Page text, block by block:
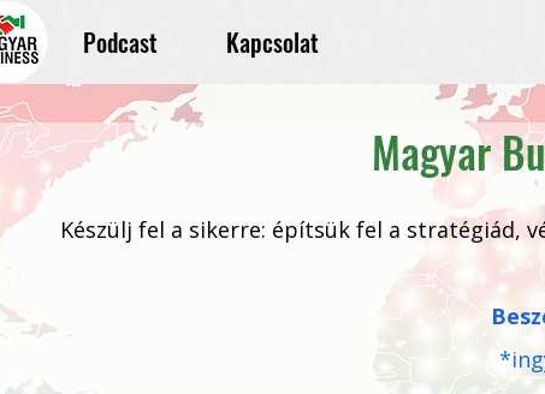
Podcast Kapcsolat
Magyar
Készülj fel a sikerre: építsük fel a stratégiád,